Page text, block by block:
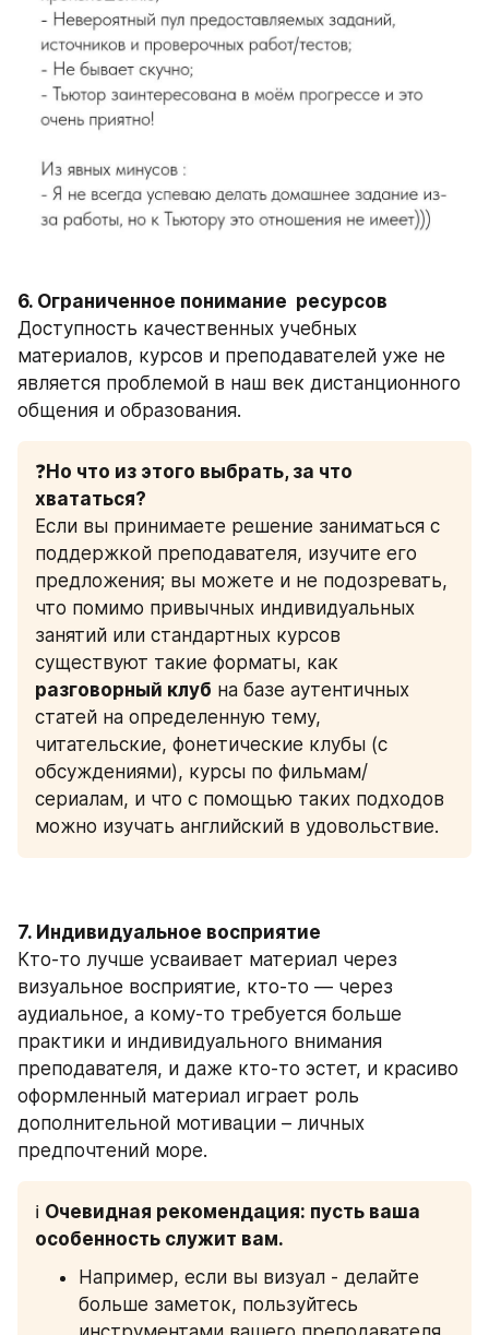
6. Ограниченное понимание  ресурсов
Доступность качественных учебных
материалов, курсов и преподавателей уже не
является проблемой в наш век дистанционного
общения и образования.
❓Но что из этого выбрать, за что
хвататься?
Если вы принимаете решение заниматься с
поддержкой преподавателя, изучите его
предложения; вы можете и не подозревать,
что помимо привычных индивидуальных
занятий или стандартных курсов
разговорный клуб на базе аутентичных
статей на определенную тему,
читательские, фонетические клубы (с
обсуждениями), курсы по фильмам/
сериалам, и что с помощью таких подходов
можно изучать английский в удовольствие.
7. Индивидуальное восприятие
Кто-то лучше усваивает материал через
визуальное восприятие, кто-то — через
аудиальное, а кому-то требуется больше
практики и индивидуального внимания
преподавателя, и даже кто-то эстет, и красиво
оформленный материал играет роль
дополнительной мотивации – личных
предпочтений море.
ℹ️ Очевидная рекомендация: пусть ваша
особенность служит вам.
Например, если вы визуал - делайте
больше заметок, пользуйтесь